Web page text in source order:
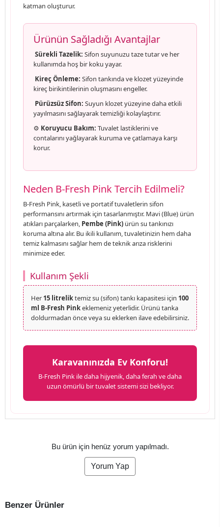
katman oluşturur.
Ürünün Sağladığı Avantajlar
Sürekli Tazelik: Sifon suyunuzu taze tutar ve her
kullanımda hoş bir koku yayar.
Kireç Önleme: Sifon tankında ve klozet yüzeyinde
kireç birikintilerinin oluşmasını engeller.
Pürüzsüz Sifon: Suyun klozet yüzeyine daha etkili
yayılmasını sağlayarak temizliği kolaylaştırır.
⚙️ Koruyucu Bakım: Tuvalet lastiklerini ve
contalarını yağlayarak kuruma ve çatlamaya karşı
korur.
Neden B-Fresh Pink Tercih Edilmeli?
B-Fresh Pink, kasetli ve portatif tuvaletlerin sifon
performansını artırmak için tasarlanmıştır. Mavi (Blue) ürün
atıkları parçalarken, Pembe (Pink) ürün su tankınızı
koruma altına alır. Bu ikili kullanım, tuvaletinizin hem daha
temiz kalmasını sağlar hem de teknik arıza risklerini
minimize eder.
Kullanım Şekli
Her 15 litreliktemiz su (sifon) tankı kapasitesi için 100
ml B-Fresh Pinkeklemeniz yeterlidir. Ürünü tanka
doldurmadan önce veya su eklerken ilave edebilirsiniz.
Karavanınızda Ev Konforu!
B-Fresh Pink ile daha hijyenik, daha ferah ve daha
uzun ömürlü bir tuvalet sistemi sizi bekliyor.
Bu ürün için henüz yorum yapılmadı.
Yorum Yap
Benzer Ürünler